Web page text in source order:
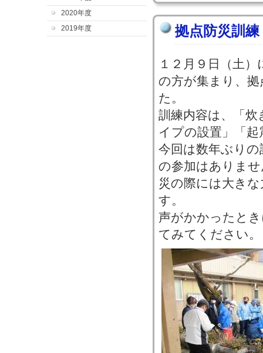
2020年度
2019年度
拠点防災訓練
１２月９日（土
の方が集まり、
た。
訓練内容は、「
イプの設置」「
今回は数年ぶり
の参加はありま
災の際には大き
す。
声がかかったと
てみてください。